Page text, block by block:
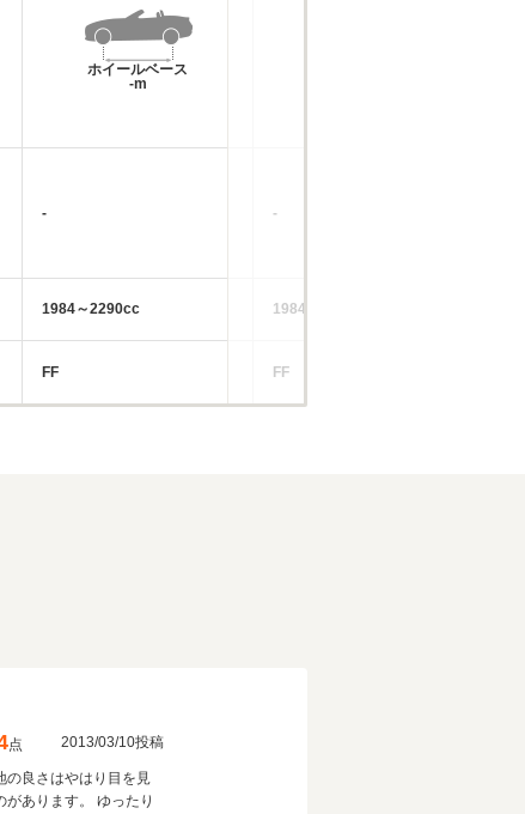
ホイールベース
-m
-
1984～2290cc
FF
-
1984～2498cc
FF
点 2013/03/10投稿
の良さはやはり目を見
があります。 ゆったり